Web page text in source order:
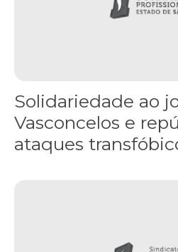
Solidariedade ao
Vasconcelos e
ataques